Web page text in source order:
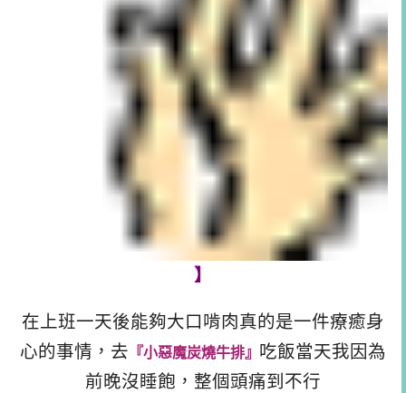
】
在上班一天後能夠大口啃肉真的是一件療癒身
心的事情，去 『小惡魔炭燒牛排』 吃飯當天我因為
前晚沒睡飽，整個頭痛到不行